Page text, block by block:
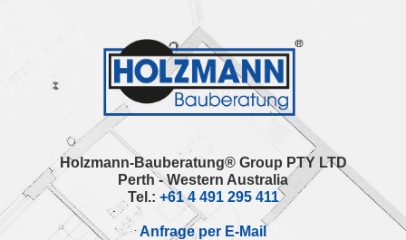
navigation
Holzmann-Bauberatung® Group PTY LTD
Perth - Western Australia
Tel.: +61 4 491 295 411
Anfrage per E-Mail